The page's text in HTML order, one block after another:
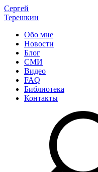
Сергей
Терешкин
Обо мне
Новости
Блог
СМИ
Видео
FAQ
Библиотека
Контакты